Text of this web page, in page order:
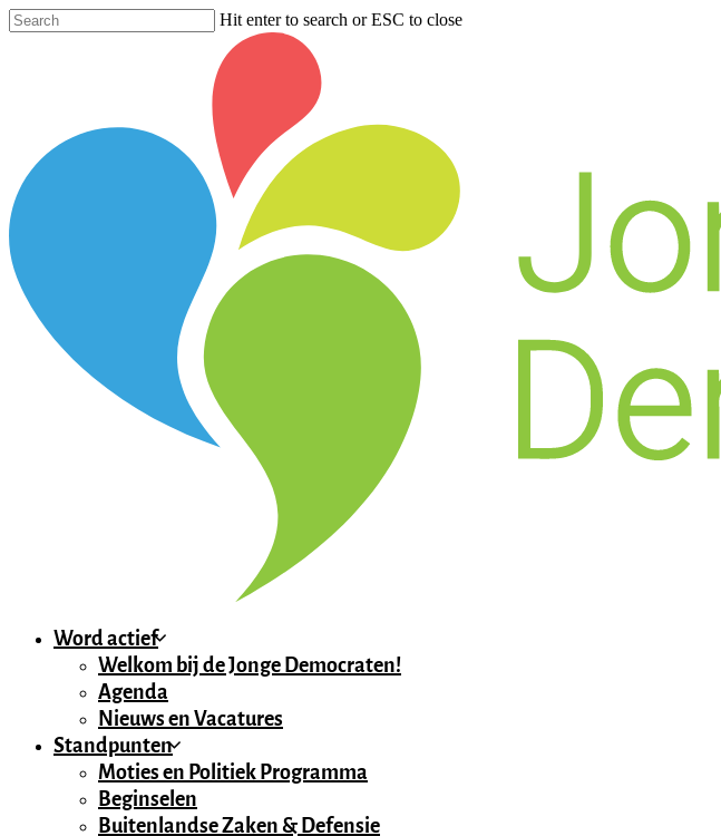
Hit enter to search or ESC to close
Word actief
Welkom bij de Jonge Democraten!
Agenda
Nieuws en Vacatures
Standpunten
Moties en Politiek Programma
Beginselen
Buitenlandse Zaken & Defensie